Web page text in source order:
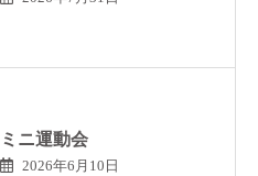
ミニ運動会
2026年6月10日